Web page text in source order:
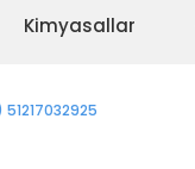
Kimyasallar
51217032925